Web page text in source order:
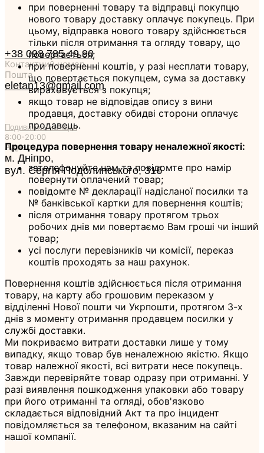
+38 098 785 49 90
Контактний номер
Пошта
eletan13@gmail.com
Подивитись на карті
8:00-20:00
Адреса
м. Дніпро,
вул. Сергія Подолинського, 31б
при поверненні товару та відправці покупцю
нового товару доставку оплачує покупець. При
цьому, відправка нового товару здійснюється
тільки після отримання та огляду товару, що
повертається;
при поверненні коштів, у разі несплати товару,
що повертається покупцем, сума за доставку
вираховується з покупця;
якщо товар не відповідав опису з вини
продавця, доставку обидві сторони оплачує
продавець.
Процедура повернення товару неналежної якості:
зателефонуйте нам та повідомте про намір
повернути оплачений товар;
повідомте № декларації надісланої посилки та
№ банківської картки для повернення коштів;
після отримання товару протягом трьох
робочих днів ми повертаємо Вам гроші чи інший
товар;
усі послуги перевізників чи комісії, переказ
коштів проходять за наш рахунок.
Повернення коштів здійснюється після отримання
товару, на карту або грошовим переказом у
відділенні Нової пошти чи Укрпошти, протягом 3-х
днів з моменту отримання продавцем посилки у
службі доставки.
Ми покриваємо витрати доставки лише у тому
випадку, якщо товар був неналежною якістю. Якщо
товар належної якості, всі витрати несе покупець.
Завжди перевіряйте товар одразу при отриманні. У
разі виявлення пошкодження упаковки або товару
при його отриманні та огляді, обов'язково
складається відповідний Акт та про інцидент
повідомляється за телефоном, вказаним на сайті
нашої компанії.